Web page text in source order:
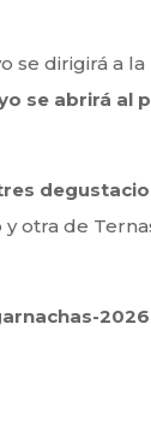
se dirigirá a
se abrirá al
otra de
2026